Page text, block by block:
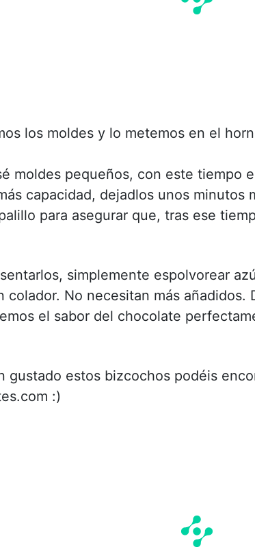
los moldes y lo metemos en el
moldes pequeños, con este tiempo
capacidad, dejadlos unos minutos
para asegurar que, tras ese
simplemente espolvorear
colador. No necesitan más añadidos.
el sabor del chocolate
gustado estos bizcochos podéis
:)